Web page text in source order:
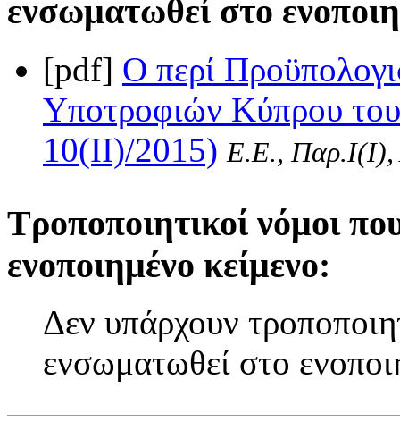
ενσωματωθεί στο
[pdf] Ο περί
Υποτροφιών Κύπρου
10(II)/2015) Ε.Ε., Παρ.Ι(I),
Τροποποιητικοί νόμοι
ενοποιημένο κείμενο:
Δεν υπάρχουν
ενσωματωθεί στο